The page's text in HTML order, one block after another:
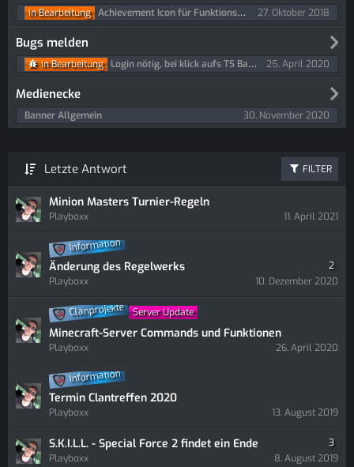
In Bearbeitung Achievement Icon für Funktionsbesetzungen - inc. dauer der Besetzung 27. Oktober 2018
Bugs melden
In Bearbeitung Login nötig, bei klick aufs TS Banner 25. April 2020
Medienecke
Banner Allgemein 30. November 2020
Letzte Antwort FILTER
Minion Masters Turnier-Regeln
Playboxx 11. April 2021
Information
Änderung des Regelwerks
2
Playboxx
10. Dezember 2020
Clanprojekte Server Update
Minecraft-Server Commands und Funktionen
Playboxx 26. April 2020
Information
Termin Clantreffen 2020
Playboxx 13. August 2019
S.K.I.L.L. - Special Force 2 findet ein Ende
3
Playboxx
8. August 2019